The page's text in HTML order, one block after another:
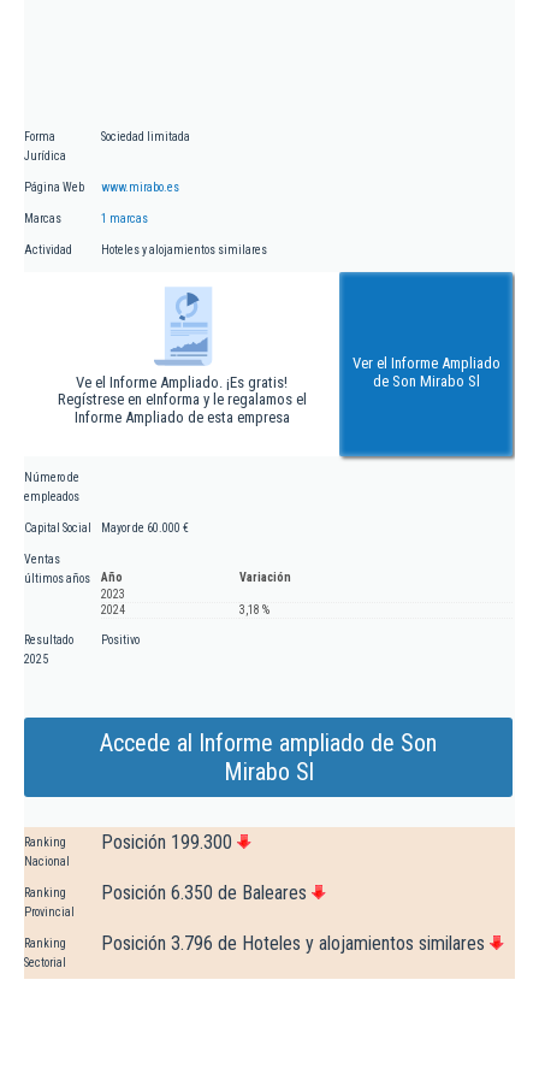
Forma
Jurídica
Sociedad limitada
Página Web www.mirabo.es
Marcas 1 marcas
Actividad Hoteles y alojamientos similares
Ve el Informe Ampliado. ¡Es gratis!
Regístrese en eInforma y le regalamos el
Informe Ampliado de esta empresa
Ver el Informe Ampliado
de Son Mirabo Sl
Número de
empleados
Capital Social Mayor de 60.000 €
Ventas
últimos años
Año
Variación
2023
2024
3,18 %
Resultado
2025
Positivo
Accede al Informe ampliado de Son
Mirabo Sl
Ranking
Nacional
Posición 199.300
Ranking
Provincial
Posición 6.350 de Baleares
Ranking
Sectorial
Posición 3.796 de Hoteles y alojamientos similares